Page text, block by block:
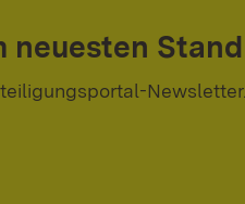
neuesten Stand
Newsletter.